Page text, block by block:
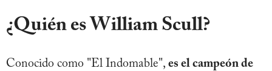
¿Quién es William Scull?
Conocido como "El Indomable", es el campeón de